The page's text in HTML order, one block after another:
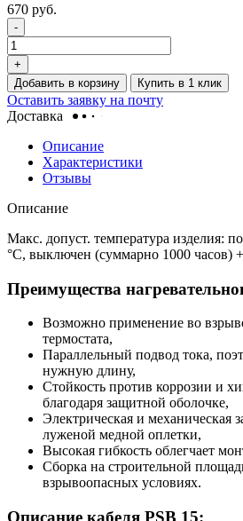
670 руб.
-
+
Добавить в корзину
Купить в 1 клик
Оставить заявку на почту
Доставка
Описание
Характеристики
Отзывы
Описание
Макс. допуст. температура изделия:
°C, выключен (суммарно 1000 часов)
Преимущества
Возможно применение во
термостата,
Параллельный подвод тока,
нужную длину,
Стойкость против коррозии и
благодаря защитной оболочке,
Электрическая и механическая
луженой медной оплетки,
Высокая гибкость облегчает
Сборка на строительной
взрывоопасных условиях.
Описание кабеля PSB 15: